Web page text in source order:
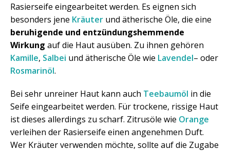
Rasierseife eingearbeitet werden. Es eignen sich
besonders jene Kräuter und ätherische Öle, die eine
beruhigende und entzündungshemmende
Wirkung auf die Haut ausüben. Zu ihnen gehören
Kamille, Salbei und ätherische Öle wie Lavendel– oder
Rosmarinöl.
Bei sehr unreiner Haut kann auch Teebaumöl in die
Seife eingearbeitet werden. Für trockene, rissige Haut
ist dieses allerdings zu scharf. Zitrusöle wie Orange
verleihen der Rasierseife einen angenehmen Duft.
Wer Kräuter verwenden möchte, sollte auf die Zugabe